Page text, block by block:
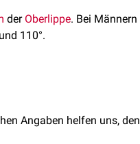
der Oberlippe. Bei Männern
110°.
Angaben helfen uns, den